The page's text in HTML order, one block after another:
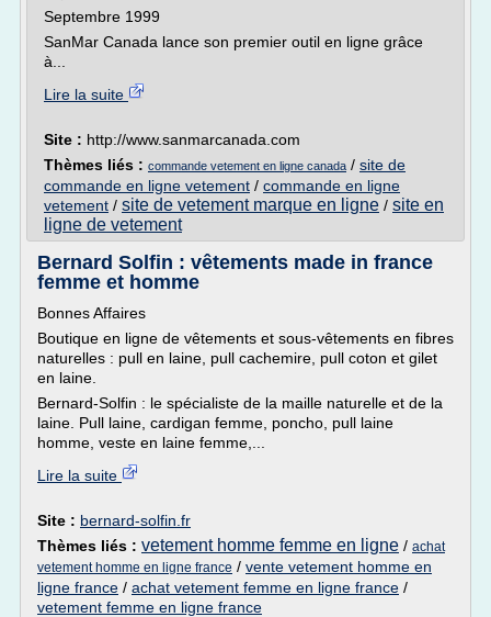
Septembre 1999
SanMar Canada lance son premier outil en ligne grâce
à...
Lire la suite
Site : http://www.sanmarcanada.com
Thèmes liés : commande vetement en ligne canada / site de
commande en ligne vetement / commande en ligne
vetement / site de vetement marque en ligne / site en
ligne de vetement
Bernard Solfin : vêtements made in france
femme et homme
Bonnes Affaires
Boutique en ligne de vêtements et sous-vêtements en fibres
naturelles : pull en laine, pull cachemire, pull coton et gilet
en laine.
Bernard-Solfin : le spécialiste de la maille naturelle et de la
laine. Pull laine, cardigan femme, poncho, pull laine
homme, veste en laine femme,...
Lire la suite
Site : bernard-solfin.fr
Thèmes liés : vetement homme femme en ligne / achat
vetement homme en ligne france / vente vetement homme en
ligne france / achat vetement femme en ligne france /
vetement femme en ligne france